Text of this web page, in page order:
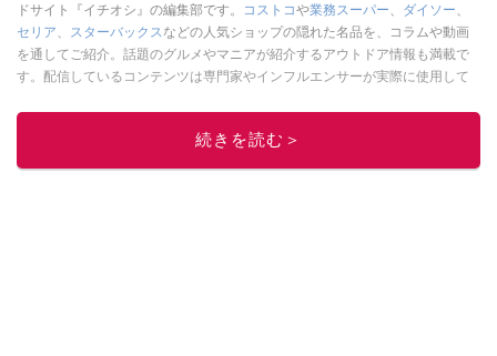
ドサイト『イチオシ』の編集部です。
コストコや業務スーパー ダイソー
セリア
スターバックス などの人気ショップの隠れた名品を、コラムや動画
を通してご紹介。話題のグルメやマニアが紹介するアウトドア情報も満載で
す。配信しているコンテンツは専門家やインフルエンサーが実際に使用して
ニュースでフォロー
続きを読む＞